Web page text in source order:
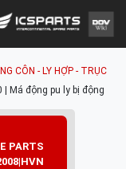
CÔN - LY HỢP - TRỤC
| Má động pu ly bị động
PARTS